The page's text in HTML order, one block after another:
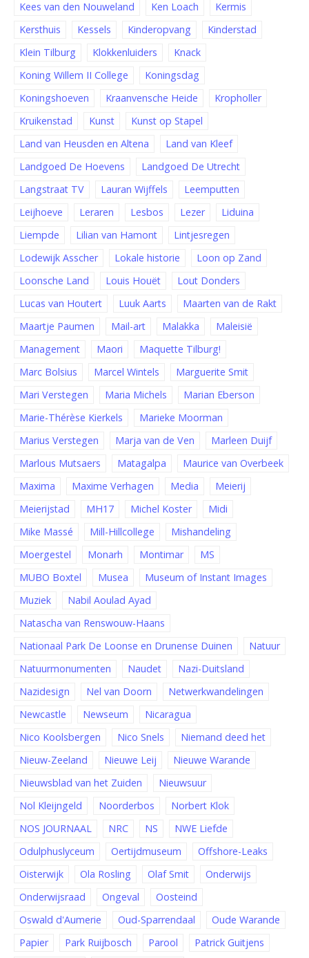
Kees van den Nouweland Ken Loach
Kermis
Kersthuis
Kessels Kinderopvang
Kinderstad
Klein Tilburg
Klokkenluiders
Knack
Koning Willem II College
Koningsdag
Koningshoeven
Kraanvensche Heide
Kropholler
Kruikenstad
Kunst
Kunst op Stapel
Land van Heusden en Altena
Land van Kleef
Landgoed De Hoevens
Landgoed De Utrecht
Langstraat TV
Lauran Wijffels
Leemputten
Leijhoeve
Leraren Lesbos Lezer
Liduina
Liempde
Lilian van Hamont
Lintjesregen
Lodewijk Asscher
Lokale historie
Loon op Zand
Loonsche Land
Louis Houët
Lout Donders
Lucas van Houtert
Luuk Aarts
Maarten van de Rakt
Maartje Paumen
Mail-art Malakka
Maleisië
Management
Maori
Maquette Tilburg!
Marc Bolsius
Marcel Wintels
Marguerite Smit
Mari Verstegen
Maria Michels
Marian Eberson
Marie-Thérèse Kierkels
Marieke Moorman
Marius Verstegen
Marja van de Ven
Marleen Duijf
Marlous Mutsaers
Matagalpa
Maurice van Overbeek
Maxima
Maxime Verhagen Media
Meierij
Meierijstad
MH17 Michel Koster
Midi
Mike Massé
Mill-Hillcollege
Mishandeling
Moergestel
Monarh Montimar
MS
MUBO Boxtel
Musea
Museum of Instant Images
Muziek
Nabil Aoulad Ayad
Natascha van Renswouw-Haans
Nationaal Park De Loonse en Drunense Duinen
Natuur
Natuurmonumenten
Naudet
Nazi-Duitsland
Nazidesign
Nel van Doorn
Netwerkwandelingen
Newcastle
Newseum
Nicaragua
Nico Koolsbergen
Nico Snels
Niemand deed het
Nieuw-Zeeland
Nieuwe Leij
Nieuwe Warande
Nieuwsblad van het Zuiden
Nieuwsuur
Nol Kleijngeld
Noorderbos
Norbert Klok
NOS JOURNAAL
NRC NS
NWE Liefde
Odulphuslyceum
Oertijdmuseum
Offshore-Leaks
Oisterwijk
Ola Rosling Olaf Smit
Onderwijs
Onderwijsraad
Ongeval
Oosteind
Oswald d'Aumerie
Oud-Sparrendaal
Oude Warande
Papier
Park Ruijbosch Parool
Patrick Guitjens